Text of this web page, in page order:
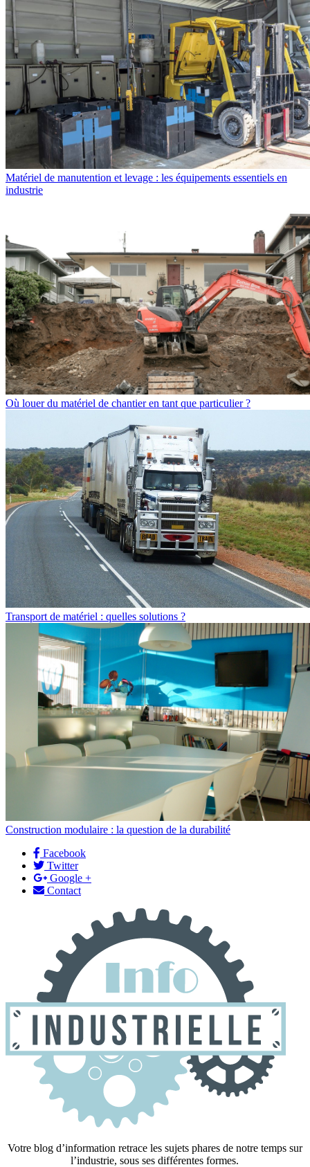
Matériel de manutention et levage : les équipements essentiels en
industrie
Où louer du matériel de chantier en tant que particulier ?
Transport de matériel : quelles solutions ?
Construction modulaire : la question de la durabilité
Facebook
Twitter
Google +
Contact
Votre blog d’information retrace les sujets phares de notre temps sur
l’industrie, sous ses différentes formes.